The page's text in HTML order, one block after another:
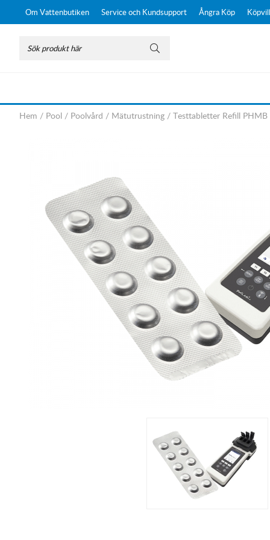
Om Vattenbutiken Service och Kundsupport Ångra Köp
Hem / Pool / Poolvård / Mätutrustning / Testtabletter Refill PHMB